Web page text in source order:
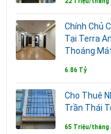
Chính Chủ
Tại Terra
Thoáng
6.86 Tỷ
Cho Thuê
Trần Thái
65 Triệu/tháng